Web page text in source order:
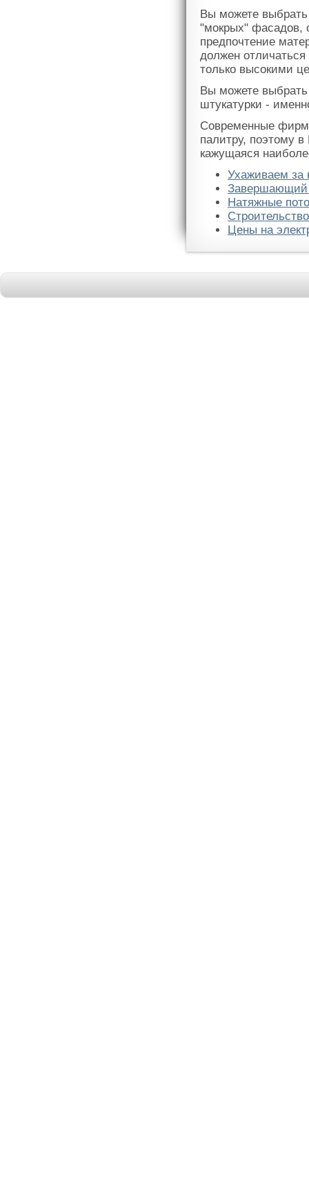
Вы можете
"мокрых" фасадов,
предпочтение
должен
только высокими
Вы можете выбрать
штукатурки -
Современные
палитру, поэтому
кажущаяся
Ухаживаем за
Завершающий
Натяжные
Цены на